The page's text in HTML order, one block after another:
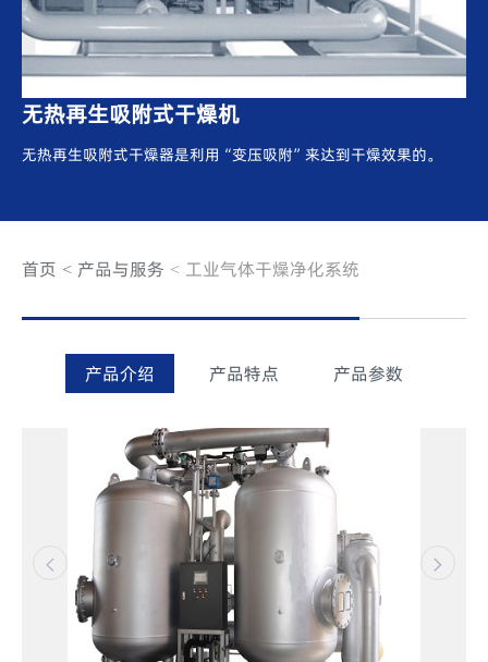
无热再生吸附式干燥机
无热再生吸附式干燥器是利用“变压吸附”来达到干燥效果的。
首页 产品与服务 工业气体干燥净化系统
产品介绍 产品特点 产品参数